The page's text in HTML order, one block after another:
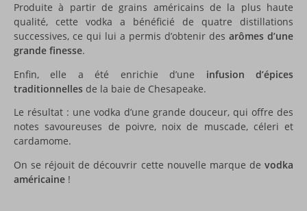
Produite à partir de grains américains de la plus haute
qualité, cette vodka a bénéficié de quatre distillations
successives, ce qui lui a permis d’obtenir des arômes d’une
grande finesse.
Enfin, elle a été enrichie d’une infusion d’épices
traditionnelles de la baie de Chesapeake.
Le résultat : une vodka d’une grande douceur, qui offre des
notes savoureuses de poivre, noix de muscade, céleri et
cardamome.
On se réjouit de découvrir cette nouvelle marque de vodka
américaine !